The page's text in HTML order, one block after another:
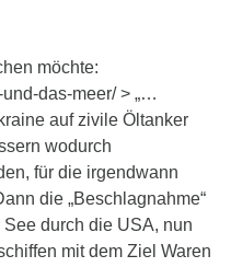
möchte:
das-meer/ > „…
auf zivile Öltanker
wodurch
für die irgendwann
die „Beschlagnahme“
durch die USA, nun
mit dem Ziel Waren